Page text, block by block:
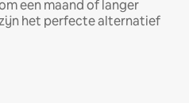
een maand of langer
het perfecte alternatief